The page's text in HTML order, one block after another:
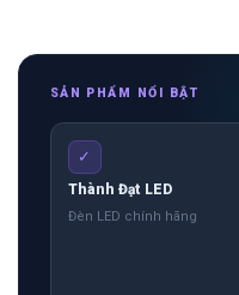
SẢN PHẨM NỔI BẬT
✓
Thành Đạt LED
Đèn LED chính hãng